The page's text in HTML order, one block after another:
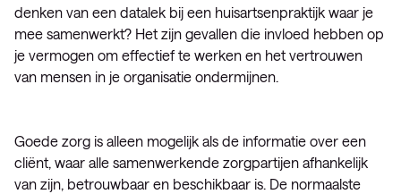
denken van een datalek bij een huisartsenpraktijk waar je
mee samenwerkt? Het zijn gevallen die invloed hebben op
je vermogen om effectief te werken en het vertrouwen
van mensen in je organisatie ondermijnen.
Goede zorg is alleen mogelijk als de informatie over een
cliënt, waar alle samenwerkende zorgpartijen afhankelijk
van zijn, betrouwbaar en beschikbaar is. De normaalste